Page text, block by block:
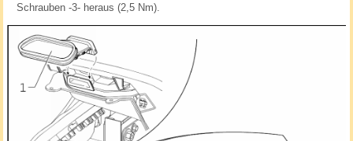
Schrauben -3- heraus (2,5 Nm).